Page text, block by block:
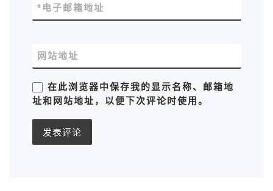
电子邮箱地址
*
网站地址
在此浏览器中保存我的显示名称、邮箱地
址和网站地址，以便下次评论时使用。